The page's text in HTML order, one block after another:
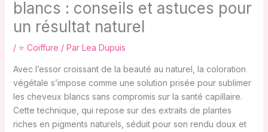
blancs : conseils et astuces pour
un résultat naturel
/ ⭐ Coiffure / Par Lea Dupuis
Avec l’essor croissant de la beauté au naturel, la coloration
végétale s’impose comme une solution prisée pour sublimer
les cheveux blancs sans compromis sur la santé capillaire.
Cette technique, qui repose sur des extraits de plantes
riches en pigments naturels, séduit pour son rendu doux et